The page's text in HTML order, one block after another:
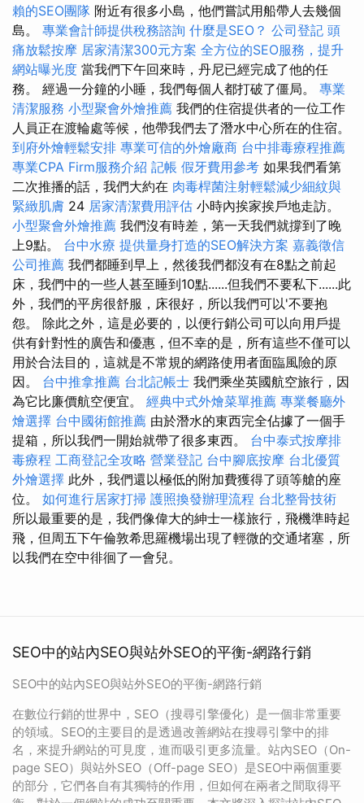
賴的SEO團隊 附近有很多小島，他們嘗試用船帶人去幾個
島。 專業會計師提供稅務諮詢 什麼是SEO？ 公司登記 頭
痛放鬆按摩 居家清潔300元方案 全方位的SEO服務，提升
網站曝光度 當我們下午回來時，丹尼已經完成了他的任
務。 經過一分鐘的小睡，我們每個人都打破了僵局。 專業
清潔服務 小型聚會外燴推薦 我們的住宿提供者的一位工作
人員正在渡輪處等候，他帶我們去了潛水中心所在的住宿。
到府外燴輕鬆安排 專業可信的外燴廠商 台中排毒療程推薦
專業CPA Firm服務介紹 記帳 假牙費用參考 如果我們看第
二次推播的話，我們大約在 肉毒桿菌注射輕鬆減少細紋與
緊緻肌膚 24 居家清潔費用評估 小時內挨家挨戶地走訪。
小型聚會外燴推薦 我們沒有時差，第一天我們就撐到了晚
上9點。 台中水療 提供量身打造的SEO解決方案 嘉義徵信
公司推薦 我們都睡到早上，然後我們都沒有在8點之前起
床，我們中的一些人甚至睡到10點......但我們不要私下......此
外，我們的平房很舒服，床很好，所以我們可以'不要抱
怨。 除此之外，這是必要的，以便行銷公司可以向用戶提
供有針對性的廣告和優惠，但不幸的是，所有這些不僅可以
用於合法目的，這就是不常規的網路使用者面臨風險的原
因。 台中推拿推薦 台北記帳士 我們乘坐英國航空旅行，因
為它比廉價航空便宜。 經典中式外燴菜單推薦 專業餐廳外
燴選擇 台中國術館推薦 由於潛水的東西完全佔據了一個手
提箱，所以我們一開始就帶了很多東西。 台中泰式按摩排
毒療程 工商登記全攻略 營業登記 台中腳底按摩 台北優質
外燴選擇 此外，我們還以極低的附加費獲得了頭等艙的座
位。 如何進行居家打掃 護照換發辦理流程 台北整骨技術
所以最重要的是，我們像偉大的紳士一樣旅行，飛機準時起
飛，但周五下午倫敦希思羅機場出現了輕微的交通堵塞，所
以我們在空中徘徊了一會兒。
SEO中的站內SEO與站外SEO的平衡-網路行銷
SEO中的站內SEO與站外SEO的平衡-網路行銷
在數位行銷的世界中，SEO（搜尋引擎優化）是一個非常重要
的領域。SEO的主要目的是透過改善網站在搜尋引擎中的排
名，來提升網站的可見度，進而吸引更多流量。站內SEO（On-
page SEO）與站外SEO（Off-page SEO）是SEO中兩個重要
的部分，它們各自有其獨特的作用，但如何在兩者之間取得平